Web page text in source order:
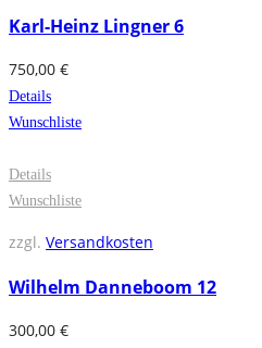
Karl-Heinz Lingner 6
750,00 €
Details
Wunschliste
Details
Wunschliste
zzgl. Versandkosten
Wilhelm Danneboom 12
300,00 €